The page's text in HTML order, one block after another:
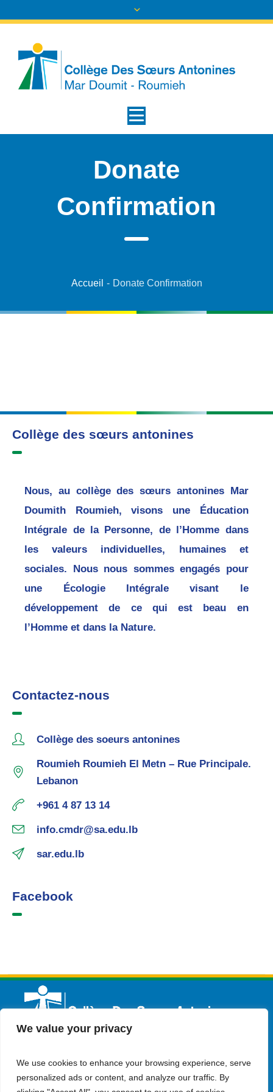
We value your privacy
We use cookies to enhance your browsing experience, serve
personalized ads or content, and analyze our traffic. By
Donate
Confirmation
Accueil - Donate Confirmation
Collège des sœurs antonines
Nous, au collège des sœurs antonines Mar
Doumith Roumieh, visons une Éducation
Intégrale de la Personne, de l’Homme dans
les valeurs individuelles, humaines et
sociales. Nous nous sommes engagés pour
une Écologie Intégrale visant le
développement de ce qui est beau en
l’Homme et dans la Nature.
Contactez-nous
Collège des soeurs antonines
Roumieh Roumieh El Metn – Rue Principale.
Lebanon
+961 4 87 13 14
info.cmdr@sa.edu.lb
sar.edu.lb
Facebook
Français Admission Contactez-nous